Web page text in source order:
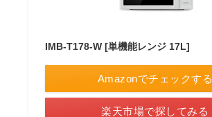
IMB-T178-W [単機能レンジ 17L]
Amazonでチェックする
楽天市場で探してみる